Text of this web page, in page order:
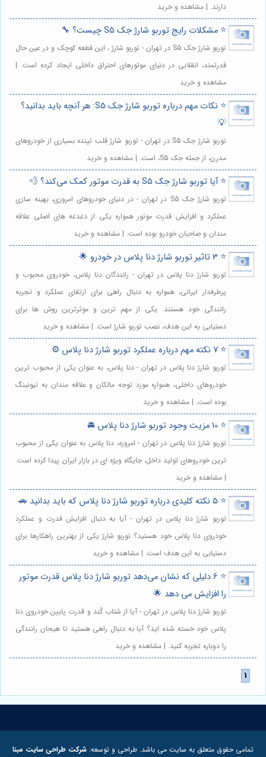
دارند. | مشاهده و خرید
⭐️ مشکلات رایج توربو شارژ جک S5 چیست؟ 🔧
توربو شارژ جک S5 در تهران - توربو شارژ ، این قطعه کوچک و در عین حال
قدرتمند، انقلابی در دنیای موتورهای احتراق داخلی ایجاد کرده است. |
مشاهده و خرید
⭐️ نکات مهم درباره توربو شارژ جک S5: هر آنچه باید بدانید؟
💡
توربو شارژ جک S5 در تهران - توربو شارژ قلب تپنده بسیاری از خودروهای
مدرن، از جمله جک S5، است. | مشاهده و خرید
⭐️ آیا توربو شارژ جک S5 به قدرت موتور کمک می‌کند؟ 💨
توربو شارژ جک S5 در تهران - در دنیای خودروهای امروزی، بهینه سازی
عملکرد و افزایش قدرت موتور همواره یکی از دغدغه های اصلی علاقه
مندان و صاحبان خودرو بوده است. | مشاهده و خرید
⭐️ 3 تاثیر توربو شارژ دنا پلاس در خودرو 🌟
توربو شارژ دنا پلاس در تهران - رانندگان دنا پلاس، خودروی محبوب و
پرطرفدار ایرانی، همواره به دنبال راهی برای ارتقای عملکرد و تجربه
رانندگی خود هستند. یکی از مهم ترین و موثرترین روش ها برای
دستیابی به این هدف، نصب توربو شارژ است. | مشاهده و خرید
⭐️ 7 نکته مهم درباره عملکرد توربو شارژ دنا پلاس ⚙️
توربو شارژ دنا پلاس در تهران - دنا پلاس، به عنوان یکی از محبوب ترین
خودروهای داخلی، همواره مورد توجه مالکان و علاقه مندان به تیونینگ
بوده است. | مشاهده و خرید
⭐️ 10 مزیت وجود توربو شارژ دنا پلاس 🚘
توربو شارژ دنا پلاس در تهران - امروزه، دنا پلاس به عنوان یکی از محبوب
ترین خودروهای تولید داخل، جایگاه ویژه ای در بازار ایران پیدا کرده است.
| مشاهده و خرید
⭐️ 5 نکته کلیدی درباره توربو شارژ دنا پلاس که باید بدانید 🚗
توربو شارژ دنا پلاس در تهران - آیا به دنبال افزایش قدرت و عملکرد
خودروی دنا پلاس خود هستید؟ توربو شارژ یکی از بهترین راهکارها برای
دستیابی به این هدف است. | مشاهده و خرید
⭐️ 6 دلیلی که نشان می‌دهد توربو شارژ دنا پلاس قدرت موتور
را افزایش می دهد 🌟
توربو شارژ دنا پلاس در تهران - آیا از شتاب کُند و قدرت پایین خودروی دنا
پلاس خود خسته شده اید؟ آیا به دنبال راهی هستید تا هیجان رانندگی
را دوباره تجربه کنید. | مشاهده و خرید
تمامی حقوق متعلق به سایت می باشد. طراحی و توسعه: شرکت طراحی سایت مبنا